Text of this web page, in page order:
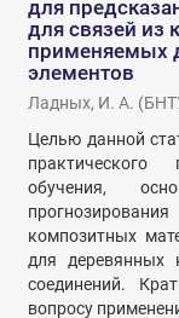
для
для связей из
применяемых
элементов
Ладных, И. А. (
Целью данной
обучения,
композитных
для деревянных
соединений.
вопросу